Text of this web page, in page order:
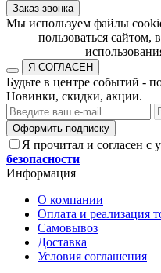
Заказ звонка
​​​​​​​Мы используем файлы
пользоваться сайтом,
Я СОГЛАСЕН
Будьте в центре событий -
Новинки, скидки, акции.
Оформить подписку
Я прочитал и согласен с
безопасности
Информация
О компании
Оплата и реализация
Самовывоз
Доставка
Условия соглашения